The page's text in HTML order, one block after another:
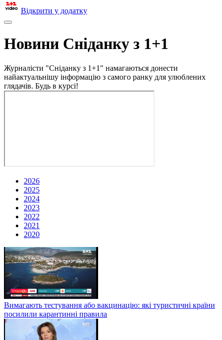
Відкрити у додатку
Новини Сніданку з 1+1
Журналісти "Сніданку з 1+1" намагаються донести
найактуальнішу інформацію з самого ранку для улюблених
глядачів. Будь в курсі!
2026
2025
2024
2023
2022
2021
2020
Вимагають тестування або вакцинацію: які туристичні країни
посилили карантинні правила